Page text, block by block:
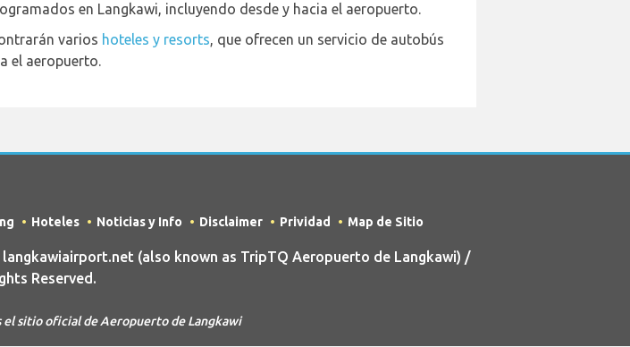
en Langkawi, incluyendo desde y hacia el aeropuerto.
varios hoteles y resorts, que ofrecen un servicio de autobús
el aeropuerto.
Hoteles Noticias y Info Disclaimer Prividad Map de Sitio
(also known as TripTQ Aeropuerto de Langkawi) /
Reserved.
el sitio oficial de Aeropuerto de Langkawi